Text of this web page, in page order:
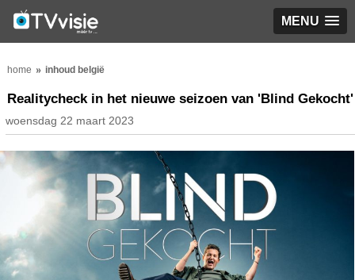
MENU
home inhoud belgië
Realitycheck in het nieuwe seizoen van 'Blind Gekocht'
woensdag 22 maart 2023